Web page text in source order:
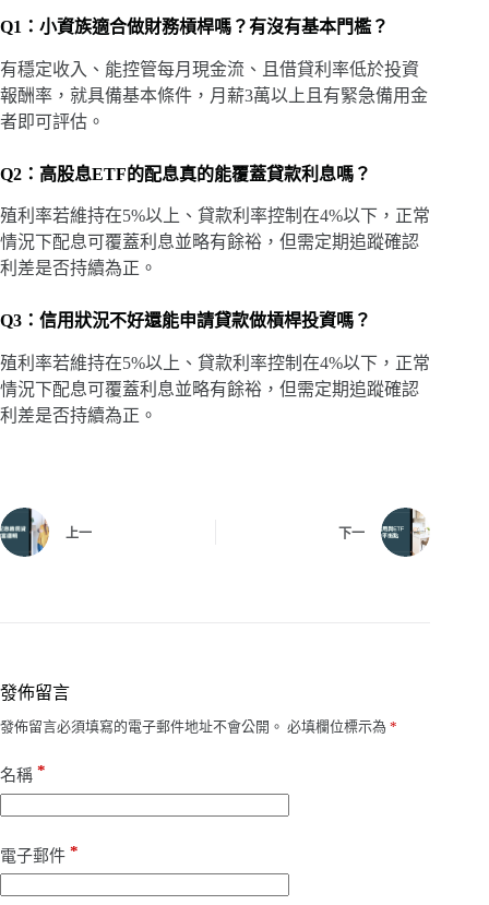
Q1：小資族適合做財務槓桿嗎？有沒有基本門檻？
有穩定收入、能控管每月現金流、且借貸利率低於投資
報酬率，就具備基本條件，月薪3萬以上且有緊急備用金
者即可評估。
Q2：高股息ETF的配息真的能覆蓋貸款利息嗎？
殖利率若維持在5%以上、貸款利率控制在4%以下，正常
情況下配息可覆蓋利息並略有餘裕，但需定期追蹤確認
利差是否持續為正。
Q3：信用狀況不好還能申請貸款做槓桿投資嗎？
殖利率若維持在5%以上、貸款利率控制在4%以下，正常
情況下配息可覆蓋利息並略有餘裕，但需定期追蹤確認
利差是否持續為正。
上一 下一
發佈留言
發佈留言必須填寫的電子郵件地址不會公開。 必填欄位標示為 *
名稱 *
電子郵件 *